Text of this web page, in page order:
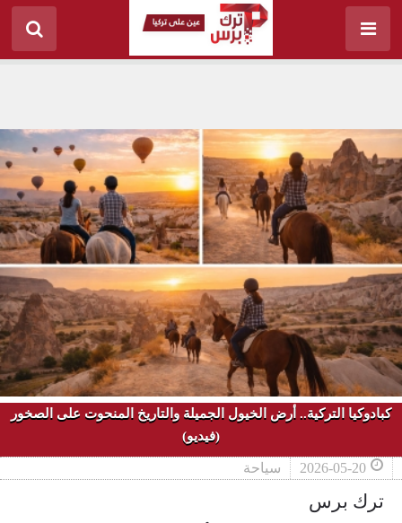
كبادوكيا التركية.. أرض الخيول الجميلة والتاريخ المنحوت على الصخور
(فيديو)
2026-05-20 سياحة
ترك برس